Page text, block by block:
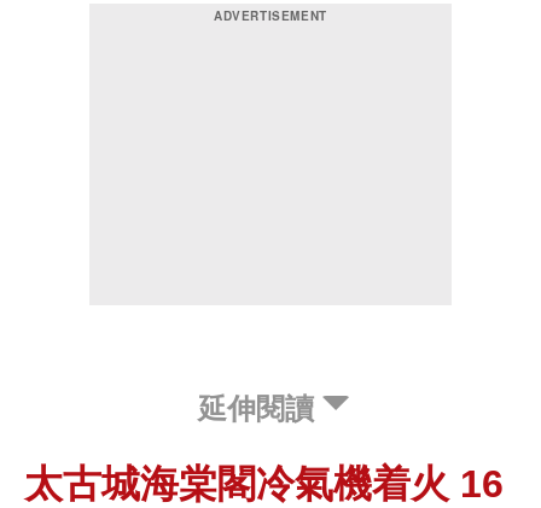
延伸閱讀
太古城海棠閣冷氣機着火 16